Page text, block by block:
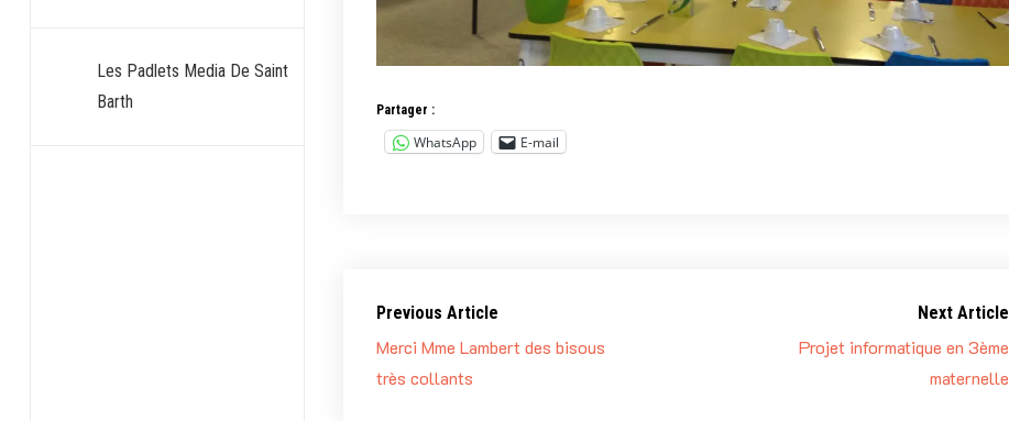
Les Padlets Media De Saint
Barth
Partager :
WhatsApp E-mail
Previous Article
Merci Mme Lambert des bisous
très collants
Next Article
Projet informatique en 3ème
maternelle